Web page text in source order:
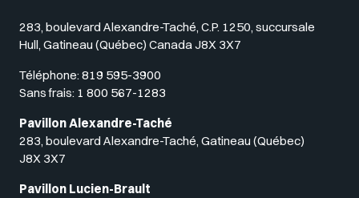
283, boulevard Alexandre-Taché, C.P. 1250, succursale
Hull, Gatineau (Québec) Canada J8X 3X7
Téléphone: 819 595-3900
Sans frais: 1 800 567-1283
Pavillon Alexandre-Taché
283, boulevard Alexandre-Taché, Gatineau (Québec)
J8X 3X7
Pavillon Lucien-Brault